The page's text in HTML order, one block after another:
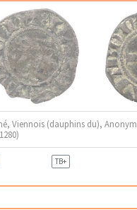
Viennois (dauphins du),
TB+